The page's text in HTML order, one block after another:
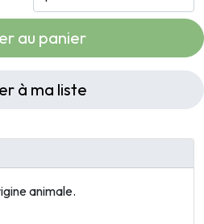
au panier
à ma liste
animale.